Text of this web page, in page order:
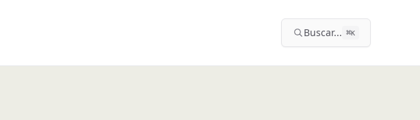
Buscar... ⌘K